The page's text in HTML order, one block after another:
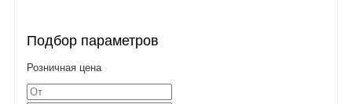
Подбор параметров
Розничная цена